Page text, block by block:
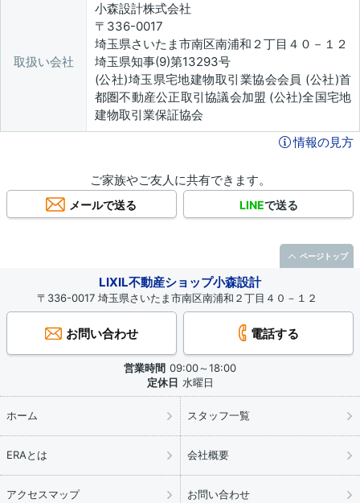
取扱い会社
小森設計株式会社
〒336-0017
埼玉県さいたま市南区南浦和２丁目４０－１２
埼玉県知事(9)第13293号
(公社)埼玉県宅地建物取引業協会会員 (公社)首
都圏不動産公正取引協議会加盟 (公社)全国宅地
建物取引業保証協会
情報の見方
ご家族やご友人に共有できます。
メールで送る LINEで送る
LIXIL不動産ショップ小森設計
〒336-0017 埼玉県さいたま市南区南浦和２丁目４０－１２
お問い合わせ 電話する
営業時間 09:00～18:00
定休日 水曜日
ホーム スタッフ一覧
ERAとは 会社概要
アクセスマップ お問い合わせ
ページトップ